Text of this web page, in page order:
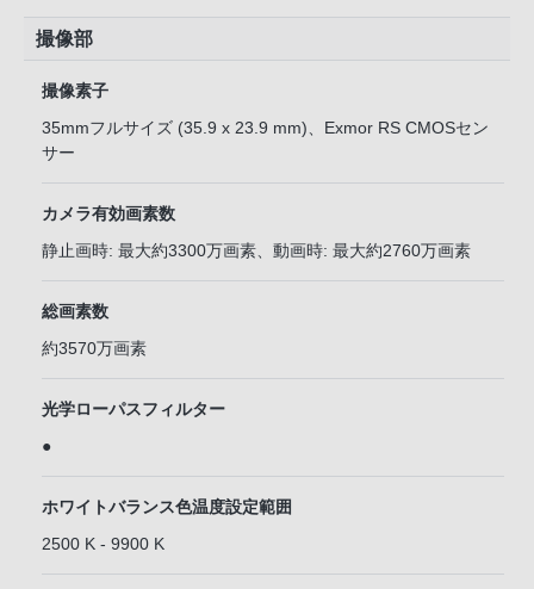
撮像部
撮像素子
35mmフルサイズ (35.9 x 23.9 mm)、Exmor RS CMOSセン
サー
カメラ有効画素数
静止画時: 最大約3300万画素、動画時: 最大約2760万画素
総画素数
約3570万画素
光学ローパスフィルター
●
ホワイトバランス色温度設定範囲
2500 K - 9900 K